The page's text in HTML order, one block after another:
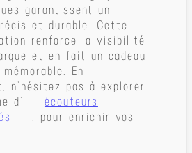
garantissent un
et durable. Cette
renforce la visibilité
et en fait un cadeau
En
n’hésitez pas à explorer
d’
écouteurs
, pour enrichir vos